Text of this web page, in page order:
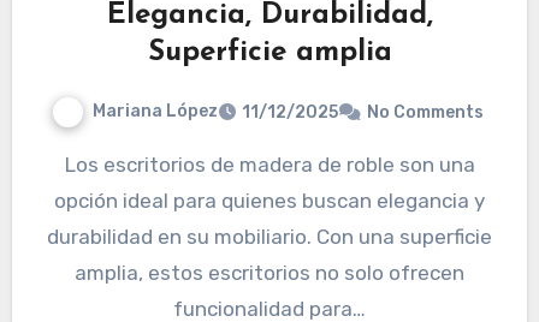
Elegancia, Durabilidad,
Superficie amplia
Mariana López 11/12/2025 No Comments
Los escritorios de madera de roble son una
opción ideal para quienes buscan elegancia y
durabilidad en su mobiliario. Con una superficie
amplia, estos escritorios no solo ofrecen
funcionalidad para…